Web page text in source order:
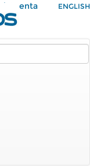
Mi Cuenta ENGLISH